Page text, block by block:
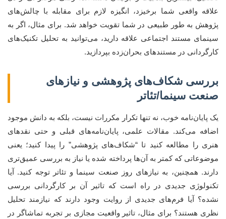
علاقه واقعی شما برخیزد، انگیزه لازم برای مقابله با چالش‌های
پژوهش به طور طبیعی در شما تقویت خواهد شد. برای مثال، اگر به
سینمای مستند اجتماعی علاقه دارید، می‌توانید به تحلیل تکنیک‌های
کارگردانی در مستندهای بحران‌زده بپردازید.
بررسی شکاف‌های پژوهشی و نیازهای
صنعت سینما/تئاتر
یک پایان‌نامه خوب، نه تنها تکرار مکررات نیست، بلکه به دانش موجود
اضافه می‌کند. مقالات علمی، پایان‌نامه‌های قبلی و حتی نقدهای
هنری را مطالعه کنید تا “شکاف‌های پژوهشی” را پیدا کنید؛ یعنی
موضوعاتی که کمتر به آن‌ها پرداخته شده یا نیاز به بررسی عمیق‌تری
دارند. همچنین، به نیازهای روز صنعت سینما و تئاتر توجه کنید. آیا
تکنولوژی جدیدی در راه است که تاثیر آن بر کارگردانی بررسی
نشده؟ آیا فرم‌های جدیدی از روایت وجود دارند که نیازمند تحلیل
نظری هستند؟ برای مثال، تاثیر واقعیت مجازی بر تجربه تماشاگر در